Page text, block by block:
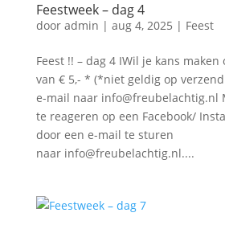
Feestweek – dag 4
door admin | aug 4, 2025 | Feest
Feest !! – dag 4 IWil je kans
van € 5,- * (*niet geldig op
e-mail naar info@freubelachtig.nl
te reageren op een Facebook/
door een e-mail te sturen
naar info@freubelachtig.nl....